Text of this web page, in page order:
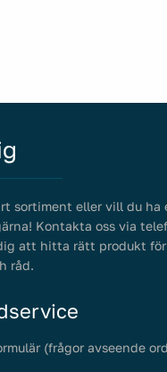
sortiment eller vill du ha
Kontakta oss via
att hitta rätt produkt
råd.
(frågor avseende